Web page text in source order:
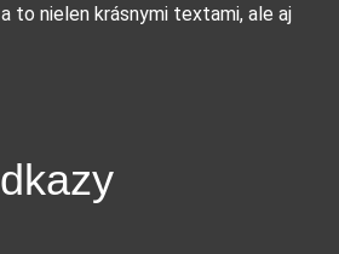
to nielen krásnymi textami, ale aj